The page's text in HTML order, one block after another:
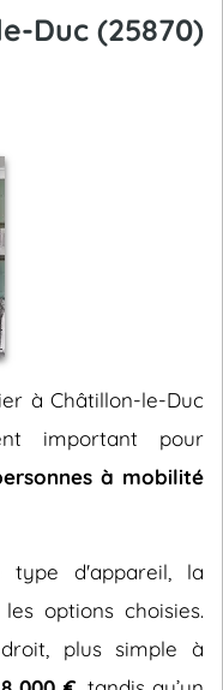
Duc (25870)
à Châtillon-le-Duc
important pour
à mobilité
d'appareil, la
options choisies.
plus simple à